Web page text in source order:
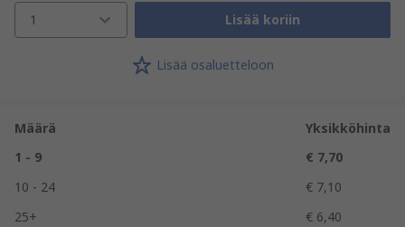
1 Lisää koriin
Lisää osaluetteloon
Määrä
Yksikköhinta
1 - 9
€ 7,70
10 - 24
€ 7,10
25+
€ 6,40